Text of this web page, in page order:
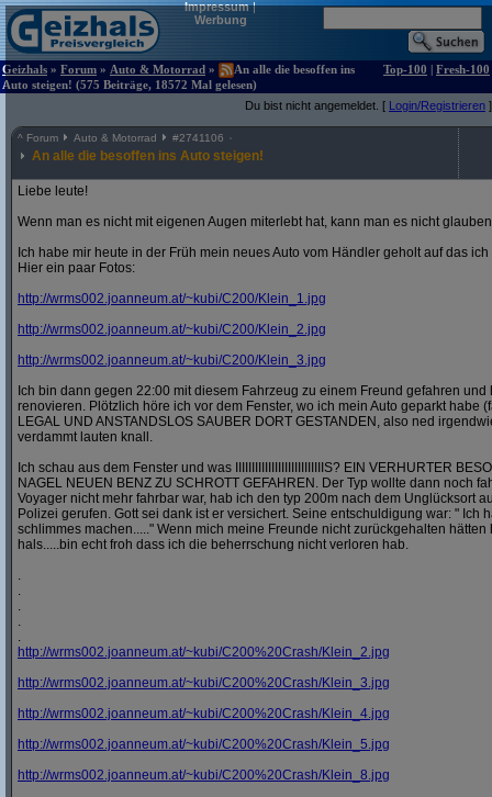
Impressum|
Werbung
Geizhals » Forum » Auto & Motorrad »
An alle die besoffen ins
Auto steigen! (575 Beiträge, 18572 Mal gelesen)
Top-100 | Fresh-100
Du bist nicht angemeldet. [ Login/Registrieren ]
^ Forum Auto & Motorrad #2741106
An alle die besoffen ins Auto steigen!
Liebe leute!
Wenn man es nicht mit eigenen Augen miterlebt hat, kann man es nicht
Ich habe mir heute in der Früh mein neues Auto vom Händler geholt auf das
Hier ein paar Fotos:
http://wrms002.joanneum.at/~kubi/C200/Klein_1.jpg
http://wrms002.joanneum.at/~kubi/C200/Klein_2.jpg
http://wrms002.joanneum.at/~kubi/C200/Klein_3.jpg
Ich bin dann gegen 22:00 mit diesem Fahrzeug zu einem Freund gefahren
renovieren. Plötzlich höre ich vor dem Fenster, wo ich mein Auto geparkt habe
LEGAL UND ANSTANDSLOS SAUBER DORT GESTANDEN, also ned
verdammt lauten knall.
Ich schau aus dem Fenster und was IIIIIIIIIIIIIIIIIIIIIIIIIIIS? EIN VERHURTER
NAGEL NEUEN BENZ ZU SCHROTT GEFAHREN. Der Typ wollte dann noch
Voyager nicht mehr fahrbar war, hab ich den typ 200m nach dem Unglücksort
Polizei gerufen. Gott sei dank ist er versichert. Seine entschuldigung war: " Ich
schlimmes machen....." Wenn mich meine Freunde nicht zurückgehalten
hals.....bin echt froh dass ich die beherrschung nicht verloren hab.
.
.
.
.
.
http://wrms002.joanneum.at/~kubi/C200%20Crash/Klein_2.jpg
http://wrms002.joanneum.at/~kubi/C200%20Crash/Klein_3.jpg
http://wrms002.joanneum.at/~kubi/C200%20Crash/Klein_4.jpg
http://wrms002.joanneum.at/~kubi/C200%20Crash/Klein_5.jpg
http://wrms002.joanneum.at/~kubi/C200%20Crash/Klein_8.jpg